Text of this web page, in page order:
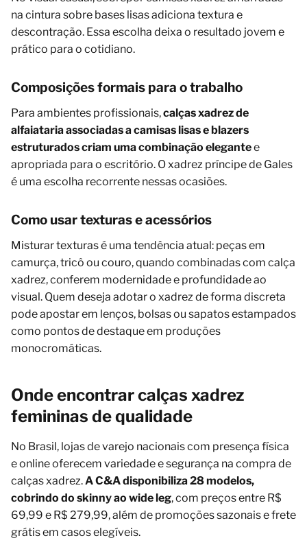
na cintura sobre bases lisas adiciona textura e
descontração. Essa escolha deixa o resultado jovem e
prático para o cotidiano.
Composições formais para o trabalho
Para ambientes profissionais,calças xadrez de
alfaiataria associadas a camisas lisas e blazers
estruturados criam uma combinação elegantee
apropriada para o escritório. O xadrez príncipe de Gales
é uma escolha recorrente nessas ocasiões.
Como usar texturas e acessórios
Misturar texturas é uma tendência atual: peças em
camurça, tricô ou couro, quando combinadas com calça
xadrez, conferem modernidade e profundidade ao
visual. Quem deseja adotar o xadrez de forma discreta
pode apostar em lenços, bolsas ou sapatos estampados
como pontos de destaque em produções
monocromáticas.
Onde encontrar calças xadrez
femininas de qualidade
No Brasil, lojas de varejo nacionais com presença física
e online oferecem variedade e segurança na compra de
calças xadrez.A C&A disponibiliza 28 modelos,
cobrindo do skinny ao wide leg, com preços entre R$
69,99 e R$ 279,99, além de promoções sazonais e frete
grátis em casos elegíveis.